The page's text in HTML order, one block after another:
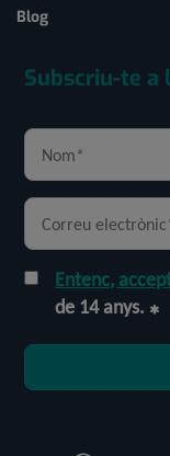
Blog
Subscriu-te
Entenc,
de 14 anys.